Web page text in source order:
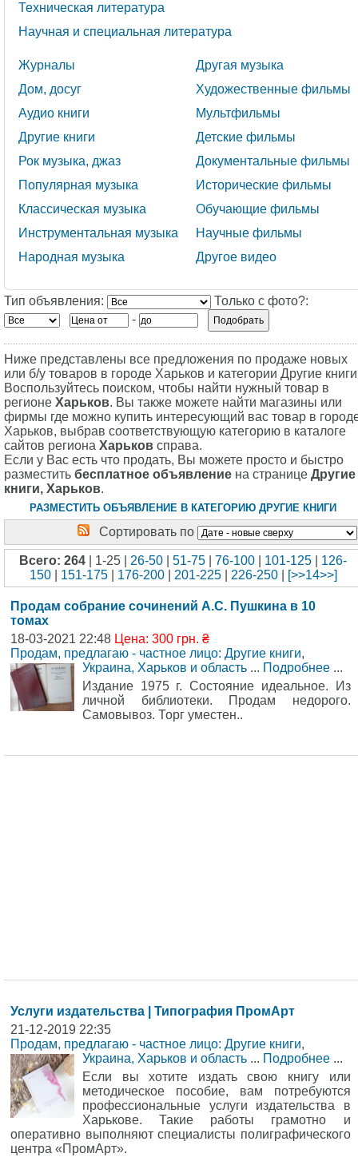
Техническая литература
Научная и специальная литература
Журналы
Дом, досуг
Аудио книги
Другие книги
Рок музыка, джаз
Популярная музыка
Классическая музыка
Инструментальная музыка
Народная музыка
Другая музыка
Художественные фильмы
Мультфильмы
Детские фильмы
Документальные фильмы
Исторические фильмы
Обучающие фильмы
Научные фильмы
Другое видео
Тип объявления:
Только с фото?:
-
Ниже представлены все предложения по продаже новых
или б/у товаров в городе Харьков и категории Другие
Воспользуйтесь поиском, чтобы найти нужный товар в
регионе Харьков. Вы также можете найти магазины или
фирмы где можно купить интересующий вас товар в
Харьков, выбрав соответствующую категорию в каталоге
сайтов региона Харьков справа.
Если у Вас есть что продать, Вы можете просто и быстро
разместить бесплатное объявление на странице Другие
книги, Харьков.
РАЗМЕСТИТЬ ОБЪЯВЛЕНИЕ В КАТЕГОРИЮ ДРУГИЕ КНИГИ
Сортировать по
Всего: 264 | 1-25 | 26-50 51-75 76-100 101-125
126-
150| 151-175| 176-200| 201-225| 226-250| [>>14>>]
Продам собрание сочинений А.С. Пушкина в 10
томах
18-03-2021 22:48 Цена: 300 грн. ₴
Продам, предлагаю - частное лицо: Другие книги,
Украина, Харьков и область ... Подробнее ...
Издание 1975 г. Состояние идеальное. Из
личной библиотеки. Продам недорого.
Самовывоз. Торг уместен..
Услуги издательства | Типография ПромАрт
21-12-2019 22:35
Продам, предлагаю - частное лицо: Другие книги,
Украина, Харьков и область ... Подробнее ...
Если вы хотите издать свою книгу или
методическое пособие, вам потребуются
профессиональные услуги издательства в
Харькове. Такие работы грамотно и
оперативно выполняют специалисты полиграфического
центра «ПромАрт».